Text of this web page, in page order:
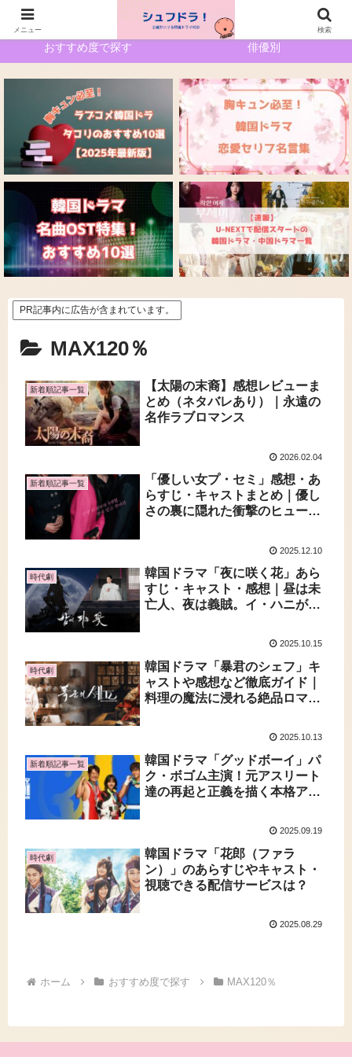
おすすめ度で探す 俳優別
PR記事内に広告が含まれています。
MAX120％
新着順記事一覧
【太陽の末裔】感想レビューま
とめ（ネタバレあり）｜永遠の
名作ラブロマンス
2026.02.04
新着順記事一覧
「優しい女プ・セミ」感想・あ
らすじ・キャストまとめ｜優し
さの裏に隠れた衝撃のヒューマ
2025.12.10
時代劇
韓国ドラマ「夜に咲く花」あら
すじ・キャスト・感想｜昼は未
亡人、夜は義賊。イ・ハニが魅
2025.10.15
時代劇
韓国ドラマ「暴君のシェフ」キ
ャストや感想など徹底ガイド｜
料理の魔法に浸れる絶品ロマン
2025.10.13
新着順記事一覧
韓国ドラマ「グッドボーイ」パ
ク・ボゴム主演！元アスリート
達の再起と正義を描く本格アク
2025.09.19
時代劇
韓国ドラマ「花郎（ファラ
ン）」のあらすじやキャスト・
視聴できる配信サービスは？
2025.08.29
ホーム おすすめ度で探す MAX120％
メニュー 検索